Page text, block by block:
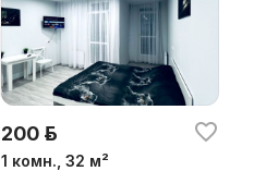
200 р.
1 комн., 32 м²